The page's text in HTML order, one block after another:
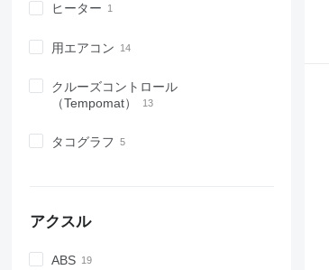
ヒーター
用エアコン
クルーズコントロール
（Tempomat）
タコグラフ
アクスル
ABS